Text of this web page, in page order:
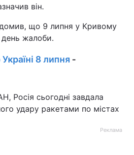
він.
що 9 липня у Кривому
день жалоби.
8 липня -
Росія сьогодні завдала
удару ракетами по містах
Реклама